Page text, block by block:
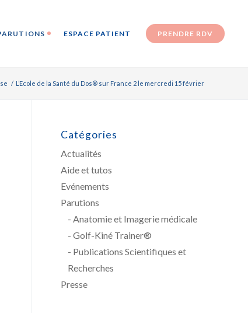
ESPACE PATIENT PRENDRE RDV
/ L’Ecole de la Santé du Dos® sur France 2 le mercredi 15 février
Catégories
Actualités
Aide et tutos
Evénements
Parutions
Anatomie et Imagerie médicale
Golf-Kiné Trainer®
Publications Scientifiques et
Recherches
Presse